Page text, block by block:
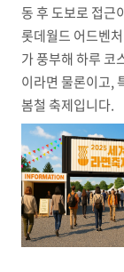
동 후 도보로 접근
롯데월드 어드벤
가 풍부해 하루 코
이라면 물론이고,
봄철 축제입니다.